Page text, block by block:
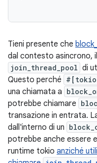
Tieni presente che
dal contesto asincrono,
join_thread_pool di
Questo perché
una chiamata a
potrebbe chiamare
transazione in entrata.
dall'interno di un
potrebbe anche essere
runtime tokio anziché